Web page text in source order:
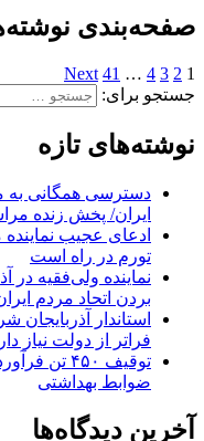
صفحه‌بندی
1
2
3
4
…
41
Next
جستجو برای:
نوشته‌های تازه
دسترسی همگانی به
ایران/ پخش زنده
ادعای عجیب
تورم در راه است
نماینده ولی‌فقیه در
بردن اتحاد مردم
استاندار
فراتر از دولت نیاز
توقیف ۴۵۰
ضوابط بهداشتی
آخرین دیدگاه‌ها